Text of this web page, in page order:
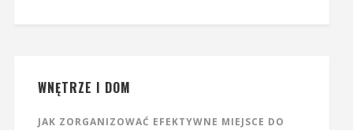
WNĘTRZE I DOM
JAK ZORGANIZOWAĆ EFEKTYWNE MIEJSCE DO